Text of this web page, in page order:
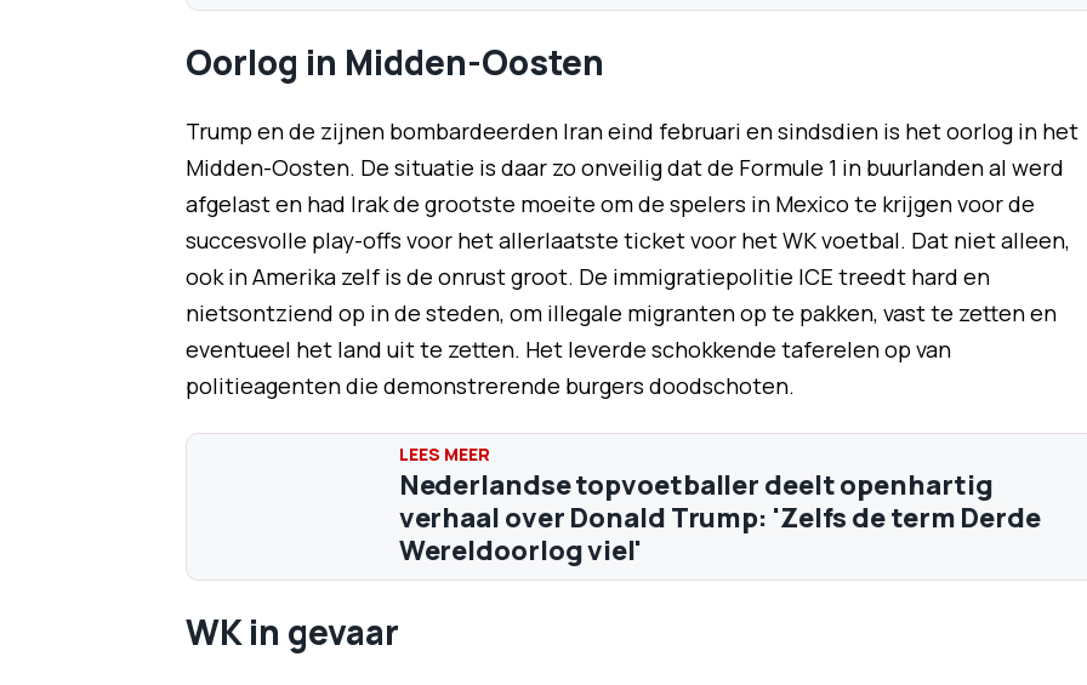
Oorlog in Midden-Oosten
Trump en de zijnen bombardeerden Iran eind februari en sindsdien is het oorlog in het
Midden-Oosten. De situatie is daar zo onveilig dat de Formule 1 in buurlanden al werd
afgelast en had Irak de grootste moeite om de spelers in Mexico te krijgen voor de
succesvolle play-offs voor het allerlaatste ticket voor het WK voetbal. Dat niet alleen,
ook in Amerika zelf is de onrust groot. De immigratiepolitie ICE treedt hard en
nietsontziend op in de steden, om illegale migranten op te pakken, vast te zetten en
eventueel het land uit te zetten. Het leverde schokkende taferelen op van
politieagenten die demonstrerende burgers doodschoten.
Nederlandse topvoetballer deelt openhartig
verhaal over Donald Trump: 'Zelfs de term Derde
Wereldoorlog viel'
WK in gevaar